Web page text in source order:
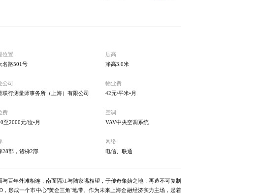
位置
名路501号
层高
净高3.0米
公司
联行测量师事务所（上海）有限公司
物业费
42元/平米•月
费
至2000元/位•月
空调
VAV中央空调系统
28部，货梯2部
网络
电信、联通
百年外滩相连，南面隔江与陆家嘴相望，于传奇肇始之地，再造不可复制
形成一个市中心"黄金三角"地带。作为未来上海金融经济实力主场，起着